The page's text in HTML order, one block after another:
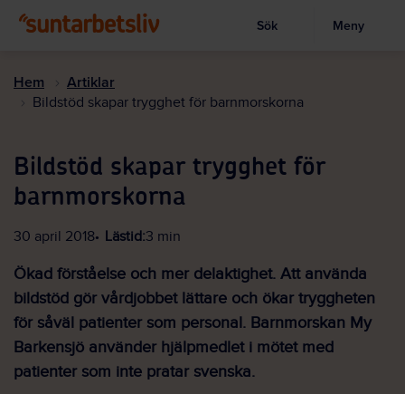
huvudinnehållet
Visa sökruta
Sök Meny
Hem Artiklar
Bildstöd skapar trygghet för barnmorskorna
Bildstöd skapar trygghet för
barnmorskorna
30 april 2018 Lästid:3 min
Ökad förståelse och mer delaktighet. Att använda
bildstöd gör vårdjobbet lättare och ökar tryggheten
för såväl patienter som personal. Barnmorskan My
Barkensjö använder hjälpmedlet i mötet med
patienter som inte pratar svenska.